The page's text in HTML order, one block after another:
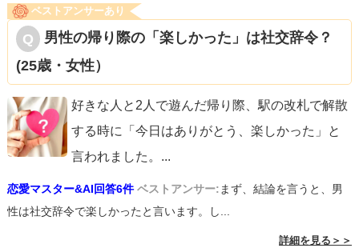
ベストアンサーあり
男性の帰り際の「楽しかった」は社交辞令？
(25歳・女性）
好きな人と2人で遊んだ帰り際、駅の改札で解散
する時に「今日はありがとう、楽しかった」と
言われました。 ...
恋愛マスター&AI回答6件 ベストアンサー:まず、結論を言うと、男
性は社交辞令で楽しかったと言います。し...
詳細を見る＞＞